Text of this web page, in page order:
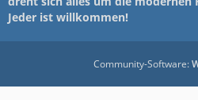
Jeder ist willkommen!
Community-Software: